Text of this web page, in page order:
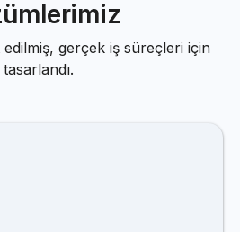
gerçek iş süreçleri için
tasarlandı.